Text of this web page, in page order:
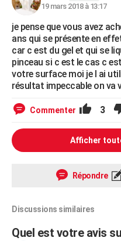
19 mars 2018 à 13:17
je pense que vous avez
ans qui se présente en
car c est du gel et qui se
pinceau si c est le cas c
votre surface moi je l ai
résultat impeccable on va
Commenter 3
Afficher
Répondre
Discussions similaires
Quel est votre avis